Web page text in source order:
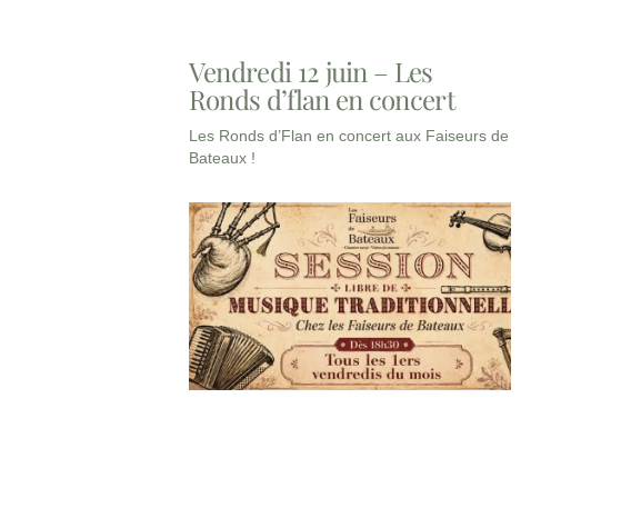
Vendredi 12 juin – Les
Ronds d’flan en concert
Les Ronds d’Flan en concert aux Faiseurs de
Bateaux !